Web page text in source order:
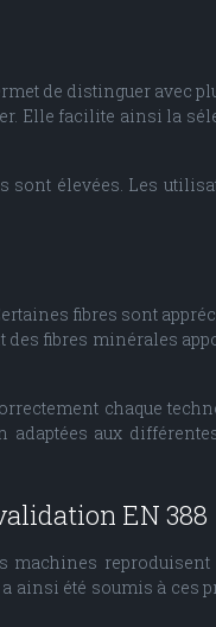
de distinguer avec
Elle facilite ainsi la
élevées. Les
fibres sont
fibres minérales
chaque
adaptées aux
EN 388
machines
ainsi été soumis à ces